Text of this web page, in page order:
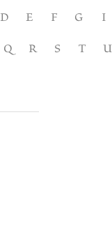
D E F G I
Q R S T U